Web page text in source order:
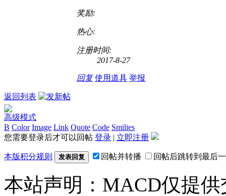
奖励:
热心:
注册时间:
2017-8-27
回复 使用道具 举报
返回列表
高级模式
B Color Image Link Quote Code Smilies
您需要登录后才可以回帖 登录 | 立即注册
本版积分规则 发表回复 回帖并转播 回帖后跳转到最后
本站声明：MACD仅提